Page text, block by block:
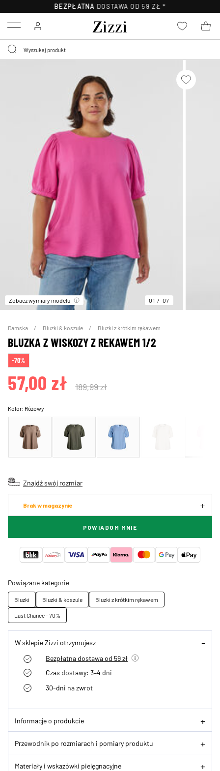
BEZPŁATNA DOSTAWA OD 59 ZŁ *
Menu
Zobacz wymiary modelu 01 07
Damska Bluzki & koszule Bluzki z krótkim rękawem
BLUZKA Z WISKOZY Z REKAWEM 1/2
-70%
57,00 zł 189,99 zł
Kolor: Różowy
Znajdź swój rozmiar
Brak w magazynie
POWIADOM MNIE
Powiązane kategorie
Bluzki Bluzki & koszule
Bluzki z krótkim rękawem
Last Chance - 70%
W sklepie Zizzi otrzymujesz
Bezpłatna dostawa od 59 zł
Czas dostawy: 3–4 dni
30-dni na zwrot
Informacje o produkcie
Przewodnik po rozmiarach i pomiary produktu
Materiały i wskazówki pielęgnacyjne